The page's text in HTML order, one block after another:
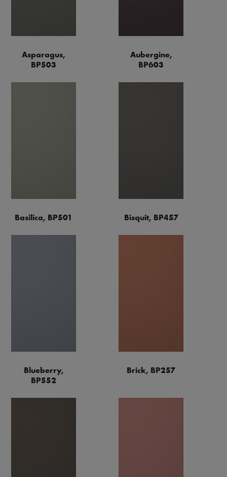
Asparagus,
BP503
Aubergine,
BP603
Basilica, BP501 Bisquit, BP457
Blueberry,
BP552
Brick, BP257